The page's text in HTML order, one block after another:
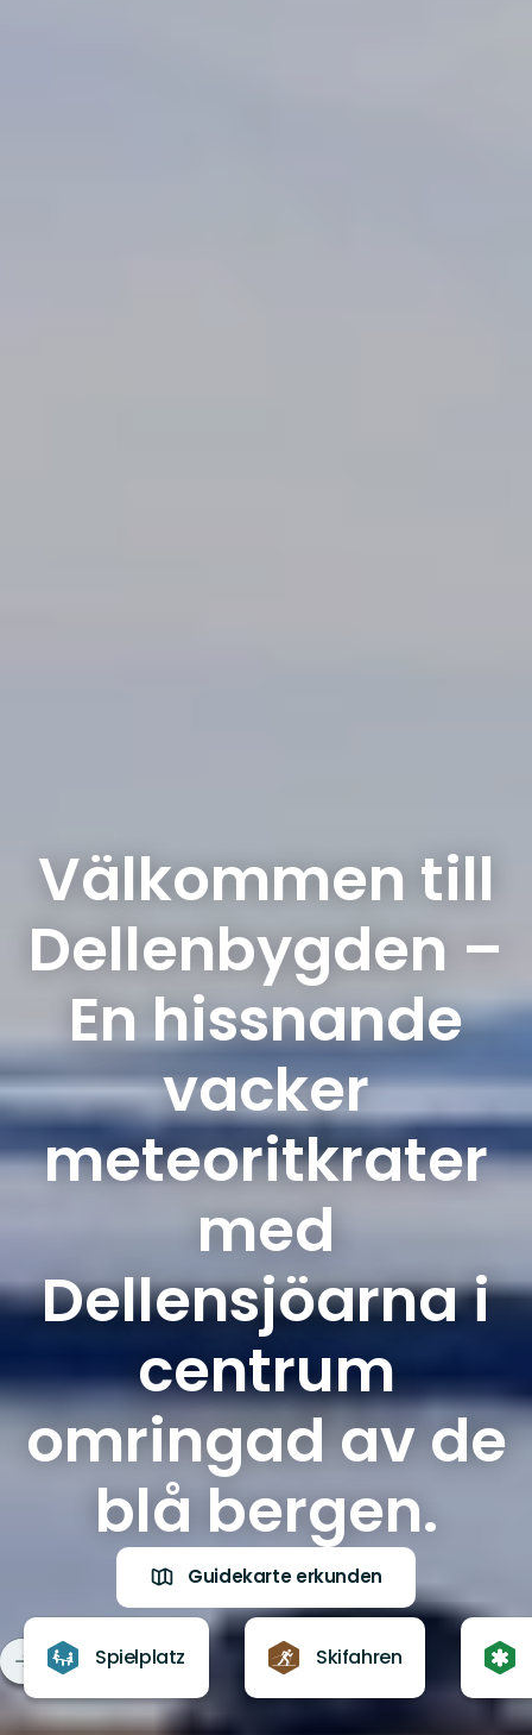
Välkommen till
Dellenbygden –
En hissnande
vacker
meteoritkrater
med
Dellensjöarna i
centrum
omringad av de
blå bergen.
Guidekarte erkunden
Spielplatz Skifahren